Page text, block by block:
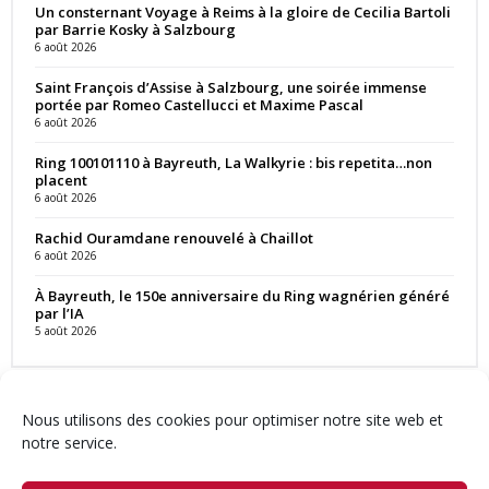
Nous utilisons des cookies pour optimiser notre site web et
notre service.
Un consternant Voyage à Reims à la gloire de Cecilia Bartoli
par Barrie Kosky à Salzbourg
6 août 2026
Saint François d’Assise à Salzbourg, une soirée immense
portée par Romeo Castellucci et Maxime Pascal
6 août 2026
Ring 100101110 à Bayreuth, La Walkyrie : bis repetita…non
placent
6 août 2026
Rachid Ouramdane renouvelé à Chaillot
6 août 2026
À Bayreuth, le 150e anniversaire du Ring wagnérien généré
par l’IA
5 août 2026